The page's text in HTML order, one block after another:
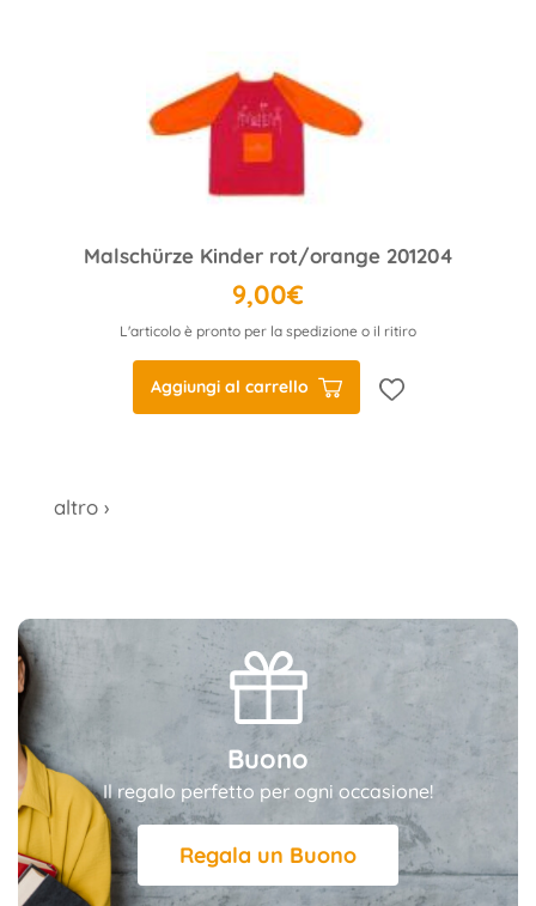
Malschürze Kinder rot/orange 201204
9,00€
L'articolo è pronto per la spedizione o il ritiro
Aggiungi al carrello
altro ›
Buono
Il regalo perfetto per ogni occasione!
Regala un Buono